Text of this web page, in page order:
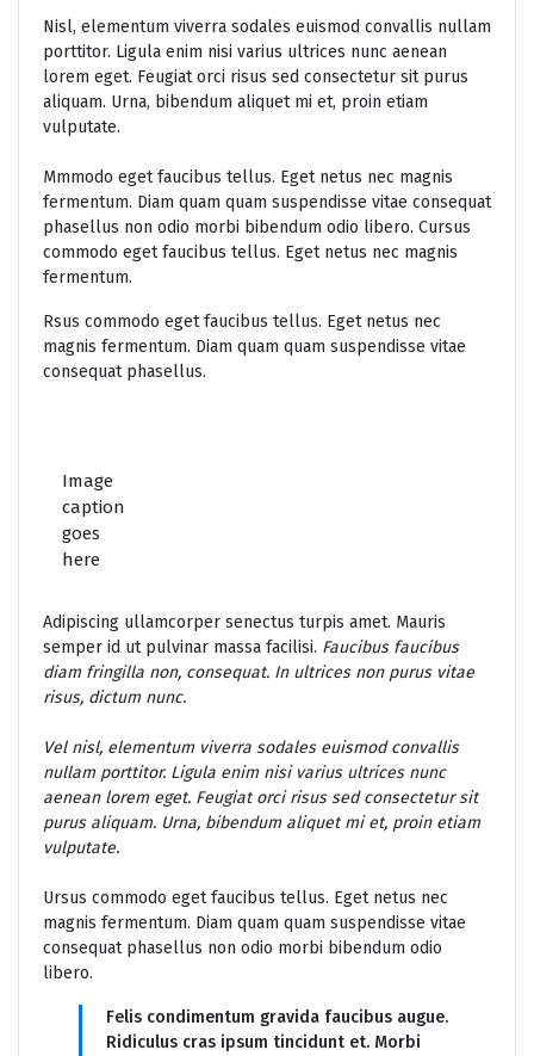
Nisl, elementum viverra sodales euismod convallis nullam
porttitor. Ligula enim nisi varius ultrices nunc aenean
lorem eget. Feugiat orci risus sed consectetur sit purus
aliquam. Urna, bibendum aliquet mi et, proin etiam
vulputate.
Mmmodo eget faucibus tellus. Eget netus nec magnis
fermentum. Diam quam quam suspendisse vitae consequat
phasellus non odio morbi bibendum odio libero. Cursus
commodo eget faucibus tellus. Eget netus nec magnis
fermentum.
Rsus commodo eget faucibus tellus. Eget netus nec
magnis fermentum. Diam quam quam suspendisse vitae
consequat phasellus.
Image
caption
goes
here
Adipiscing ullamcorper senectus turpis amet. Mauris
semper id ut pulvinar massa facilisi. Faucibus faucibus
diam fringilla non, consequat. In ultrices non purus vitae
risus, dictum nunc.
Vel nisl, elementum viverra sodales euismod convallis
nullam porttitor. Ligula enim nisi varius ultrices nunc
aenean lorem eget. Feugiat orci risus sed consectetur sit
purus aliquam. Urna, bibendum aliquet mi et, proin etiam
vulputate.
Ursus commodo eget faucibus tellus. Eget netus nec
magnis fermentum. Diam quam quam suspendisse vitae
consequat phasellus non odio morbi bibendum odio
libero.
Felis condimentum gravida faucibus augue.
Ridiculus cras ipsum tincidunt et. Morbi